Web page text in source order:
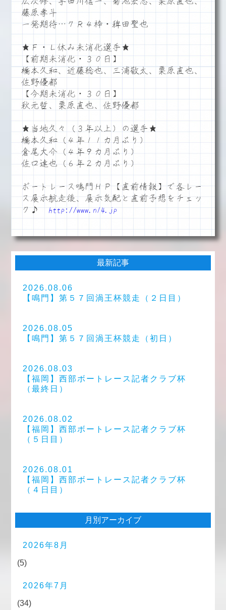
藤原孝斗
一発期待…７Ｒ４枠・稗田聖也
★Ｆ・Ｌ休み未消化選手★
【前期未消化・３０日】
橋本久和、近藤稔也、三浦敬太、栗原直也、
佐野優都
【今期未消化・３０日】
秋元哲、栗原直也、佐野優都
★当地久々（３年以上）の選手★
橋本久和（４年１１カ月ぶり）
倉尾大介（４年９カ月ぶり）
佐口達也（６年２カ月ぶり）
ボートレース鳴門ＨＰ【直前情報】で各レー
ス展示航走後、展示気配と直前予想をチェッ
ク♪http://www.n14.jp
最新記事
2026.08.06
【鳴門】第５７回渦王杯競走（２日目）
2026.08.05
【鳴門】第５７回渦王杯競走（初日）
2026.08.03
【福岡】西部ボートレース記者クラブ杯
（最終日）
2026.08.02
【福岡】西部ボートレース記者クラブ杯
（５日目）
2026.08.01
【福岡】西部ボートレース記者クラブ杯
（４日目）
月別アーカイブ
2026年8月
(5)
2026年7月
(34)